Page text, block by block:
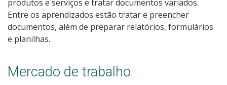
Processo de Inscrição
Resultados
produtos e serviços e tratar documentos variados.
Entre os aprendizados estão tratar e preencher
documentos, além de preparar relatórios, formulários
e planilhas.
Mercado de trabalho